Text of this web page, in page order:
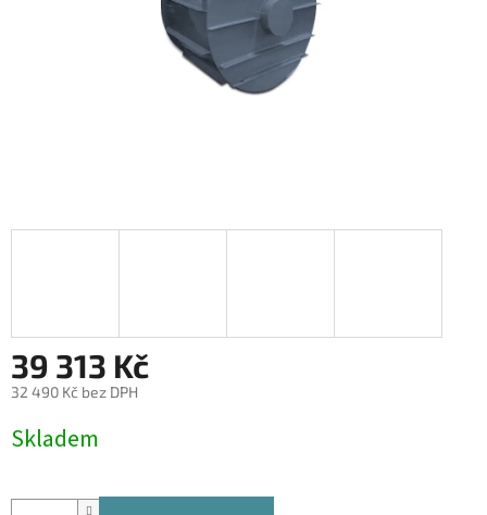
39 313 Kč
32 490 Kč bez DPH
cena:
Skladem